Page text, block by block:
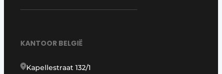
KANTOOR BELGIË
Kapellestraat 132/1